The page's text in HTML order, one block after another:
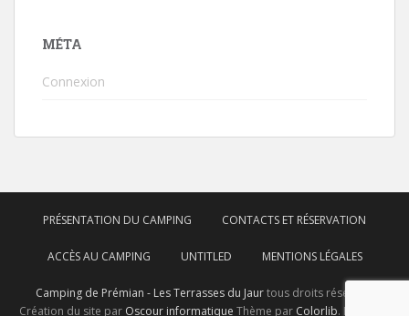
MÉTA
Connexion
PRÉSENTATION DU CAMPING CONTACTS ET RÉSERVATION
ACCÈS AU CAMPING UNTITLED MENTIONS LÉGALES
Camping de Prémian - Les Terrasses du Jaurtous droits réservés.
Création du site par Oscour informatique Thème par Colorlib. Propulsé